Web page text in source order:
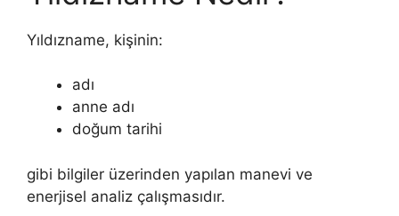
Yıldızname, kişinin:
adı
anne adı
doğum tarihi
gibi bilgiler üzerinden yapılan manevi ve
enerjisel analiz çalışmasıdır.